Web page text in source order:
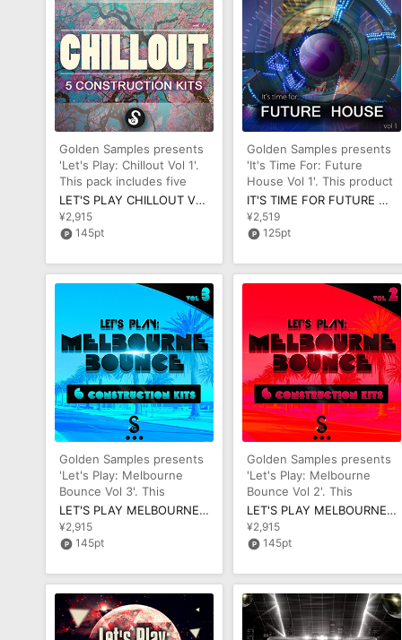
Golden Samples presents
'Let's Play: Chillout Vol 1'.
This pack includes five
Construction Kits pack
LET'S PLAY CHILLOUT VOL 1
¥2,915
145pt
Golden Samples presents
'It's Time For: Future
House Vol 1'. This product
includes five fantastic CoIT'S TIME FOR FUTURE HOUSE VOL 1
¥2,519
125pt
Golden Samples presents
'Let's Play: Melbourne
Bounce Vol 3'. This
product includes six
fantastic Co
LET'S PLAY MELBOURNE BOUNCE VOL 3
¥2,915
145pt
Golden Samples presents
'Let's Play: Melbourne
Bounce Vol 2'. This
product includes six
fantastic Co
LET'S PLAY MELBOURNE BOUNCE VOL 2
¥2,915
145pt